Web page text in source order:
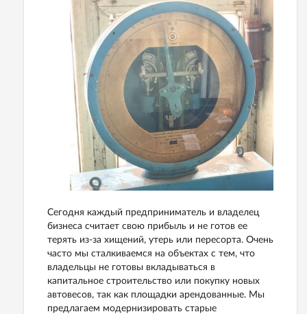
Сегодня каждый предприниматель и владелец
бизнеса считает свою прибыль и не готов ее
терять из-за хищений, утерь или пересорта. Очень
часто мы сталкиваемся на объектах с тем, что
владельцы не готовы вкладываться в
капитальное строительство или покупку новых
автовесов, так как площадки арендованные. Мы
предлагаем модернизировать старые